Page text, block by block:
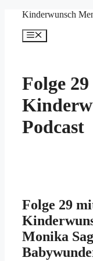
springen
Kinderwunsch
Menü
Folge 29
Podcast
Folge 29
Monika